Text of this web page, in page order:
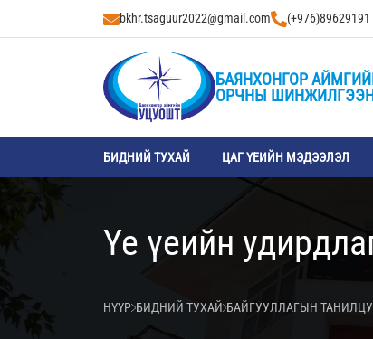
bkhr.tsaguur2022@gmail.com (+976)89629191
БАЯНХОНГОР
ОРЧНЫ
БИДНИЙ ТУХАЙ ЦАГ ҮЕИЙН МЭДЭЭЛЭЛ
Үе үеийн
НҮҮР БИДНИЙ ТУХАЙ БАЙГУУЛЛАГЫН